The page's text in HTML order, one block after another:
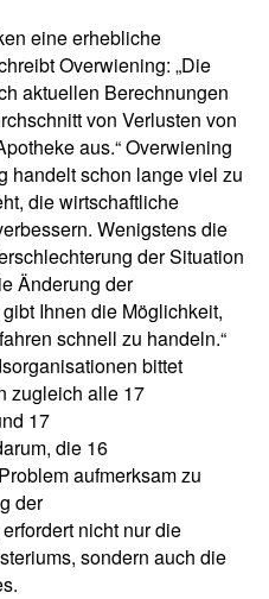
eine erhebliche
Overwiening: „Die
aktuellen Berechnungen
von Verlusten von
aus.“ Overwiening
handelt schon lange viel zu
die wirtschaftliche
Wenigstens die
der Situation
Änderung der
Ihnen die Möglichkeit,
schnell zu handeln.“
bittet
zugleich alle 17
17
die 16
aufmerksam zu
der
nicht nur die
sondern auch die